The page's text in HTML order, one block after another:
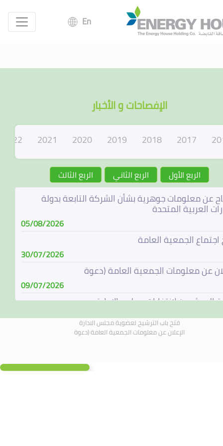
En
الإفصاحات و الأخبار
2017
2018
2019
2020
2021
2022
الربع الأول الربع الثاني الربع الثالث
عن معلومات جوهرية بشأن الشركة التابعة بدولة
العربية المتحدة
05/08/2026
اجتماع الجمعية العامة
30/07/2026
عن معلومات الجمعية العامة (دعوة
09/07/2026
المرشحين لإنتخابات مجلس الإدارة
08/07/2026
الترشيح لعضوية مجلس الادارة
فتح باب الترشيح لعضوية مجلس الادارة
الإعلان عن معلومات الجمعية العامة (دعوة